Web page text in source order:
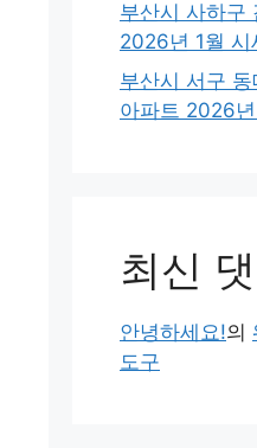
부산시 사하구
2026년 1월 시
부산시 서구
아파트 2026
최신
안녕하세요!의
도구